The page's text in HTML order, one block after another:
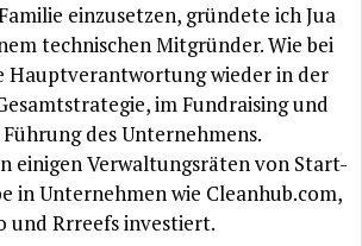
einzusetzen, gründete ich Jua
technischen Mitgründer. Wie bei
Hauptverantwortung wieder in der
im Fundraising und
des Unternehmens.
einigen Verwaltungsräten von Start-
in Unternehmen wie Cleanhub.com,
und Rrreefs investiert.